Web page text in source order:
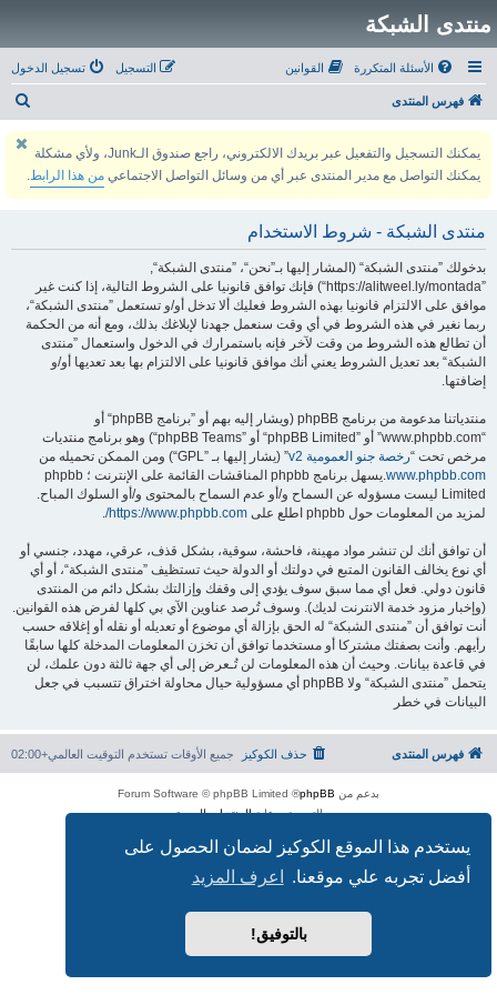
يستخدم هذا الموقع الكوكيز لضمان الحصول على
أفضل تجربه علي موقعنا.
اعرف المزيد
بالتوفيق!
منتدى الشبكة
الأسئلة المتكررة القوانين تسجيل الدخول التسجيل
فهرس المنتدى
يمكنك التسجيل والتفعيل عبر بريدك الالكتروني، راجع صندوق الـJunk، ولأي مشكلة
يمكنك التواصل مع مدير المنتدى عبر أي من وسائل التواصل الاجتماعي من هذا الرابط.
منتدى الشبكة - شروط الاستخدام
بدخولك ”منتدى الشبكة“ (المشار إليها بـ”نحن“، ”منتدى الشبكة“,
”https://alitweel.ly/montada“) فإنك توافق قانونيا على الشروط التالية، إذا كنت غير
موافق على الالتزام قانونيا بهذه الشروط فعليك ألا تدخل أو/و تستعمل ”منتدى الشبكة“،
ربما نغير في هذه الشروط في أي وقت سنعمل جهدنا لإبلاغك بذلك، ومع أنه من الحكمة
أن تطالع هذه الشروط من وقت لآخر فإنه باستمرارك في الدخول واستعمال ”منتدى
الشبكة“ بعد تعديل الشروط يعني أنك موافق قانونيا على الالتزام بها بعد تعديها أو/و
إضافتها.
منتدياتنا مدعومة من برنامج phpBB (ويشار إليه بهم أو ”برنامج phpBB“ أو
“www.phpbb.com” أو ”phpBB Limited“ أو ”phpBB Teams“) وهو برنامج منتديات
مرخص تحت “رخصة جنو العمومية v2
” (يشار إليها بـ ”GPL“) ومن الممكن تحميله من
www.phpbb.com
.يسهل برنامج phpbb المناقشات القائمة على الإنترنت ؛ phpbb
Limited ليست مسؤوله عن السماح و/أو عدم السماح بالمحتوى و/أو السلوك المباح.
لمزيد من المعلومات حول phpbb اطلع على
https://www.phpbb.com/
.
أن توافق أنك لن تنشر مواد مهينة، فاحشة، سوقية، بشكل قذف، عرقي، مهدد، جنسي أو
أي نوع يخالف القانون المتبع في دولتك أو الدولة حيث تستظيف ”منتدى الشبكة“، أو أي
قانون دولي. فعل أي مما سبق سوف يؤدي إلى وقفك وإزالتك بشكل دائم من المنتدى
(وإخبار مزود خدمة الانترنت لديك). وسوف تُرصد عناوين الآي بي كلها لفرض هذه القوانين.
أنت توافق أن ”منتدى الشبكة“ له الحق بإزالة أي موضوع أو تعديله أو نقله أو إغلاقه حسب
رأيهم. وأنت بصفتك مشتركا أو مستخدما توافق أن تخزن المعلومات المدخلة كلها سابقًا
في قاعدة بيانات. وحيث أن هذه المعلومات لن تُـعرض إلى أي جهة ثالثة دون علمك، لن
يتحمل ”منتدى الشبكة“ ولا phpBB أي مسؤولية حيال محاولة اختراق تتسبب في جعل
البيانات في خطر
فهرس المنتدى جميع الأوقات تستخدم التوقيت العالمي+02:00 حذف الكوكيز
بدعم من phpBB
® Forum Software © phpBB Limited
الترجمة برعايةالمنتديات العربية